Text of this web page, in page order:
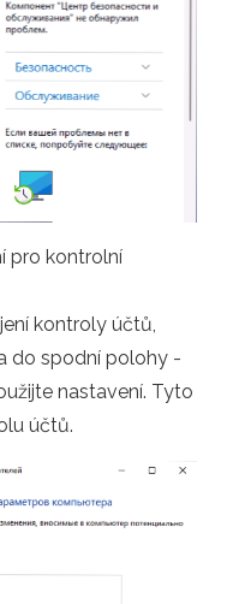
pro kontrolní
kontroly účtů,
do spodní polohy -
nastavení. Tyto
účtů.